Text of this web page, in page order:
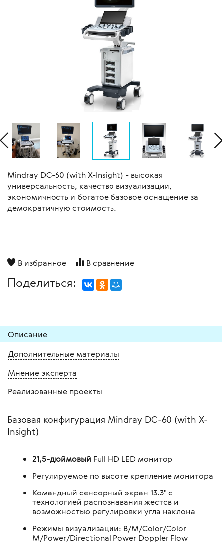
Mindray DC-60 (with X-Insight) - высокая
универсальность, качество визуализации,
экономичность и богатое базовое оснащение за
демократичную стоимость.
В избранное В сравнение
Поделиться:
Описание
Дополнительные материалы
Мнение эксперта
Реализованные проекты
Базовая конфигурация Mindray DC-60 (with X-
Insight)
21,5-дюймовый Full HD LED монитор
Регулируемое по высоте крепление монитора
Командный сенсорный экран 13.3" с
технологией распознавания жестов и
возможностью регулировки угла наклона
Режимы визуализации: B/M/Color/Color
M/Power/Directional Power Doppler Flow